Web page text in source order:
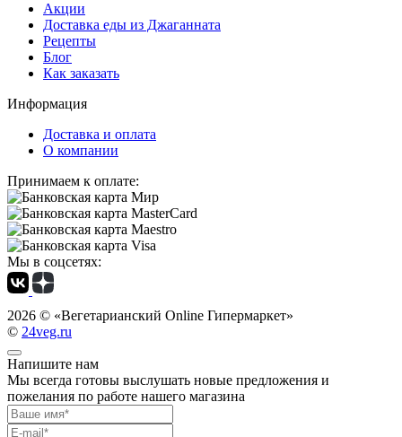
Акции
Доставка еды из Джаганната
Рецепты
Блог
Как заказать
Информация
Доставка и оплата
О компании
Принимаем к оплате:
Мы в соцсетях:
2026 © «Вегетарианский Online Гипермаркет»
© 24veg.ru
Напишите нам
Мы всегда готовы выслушать новые предложения и
пожелания по работе нашего магазина